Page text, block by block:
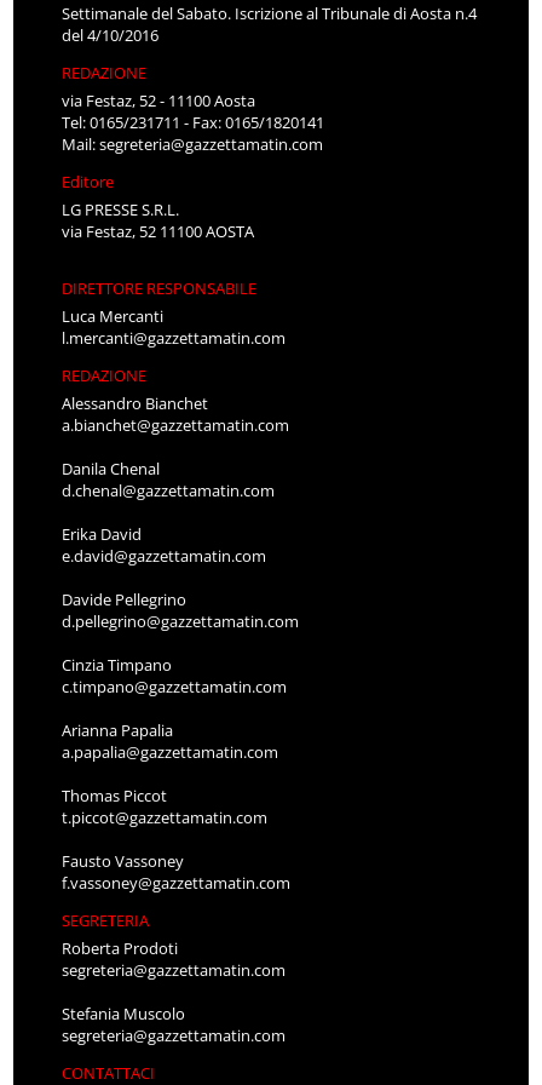
Settimanale del Sabato. Iscrizione al Tribunale di Aosta n.4
del 4/10/2016
REDAZIONE
via Festaz, 52 - 11100 Aosta
Tel: 0165/231711 - Fax: 0165/1820141
Mail:segreteria@gazzettamatin.com
Editore
LG PRESSE S.R.L.
via Festaz, 52 11100 AOSTA
DIRETTORE RESPONSABILE
Luca Mercanti
l.mercanti@gazzettamatin.com
REDAZIONE
Alessandro Bianchet
a.bianchet@gazzettamatin.com
Danila Chenal
d.chenal@gazzettamatin.com
Erika David
e.david@gazzettamatin.com
Davide Pellegrino
d.pellegrino@gazzettamatin.com
Cinzia Timpano
c.timpano@gazzettamatin.com
Arianna Papalia
a.papalia@gazzettamatin.com
Thomas Piccot
t.piccot@gazzettamatin.com
Fausto Vassoney
f.vassoney@gazzettamatin.com
SEGRETERIA
Roberta Prodoti
segreteria@gazzettamatin.com
Stefania Muscolo
segreteria@gazzettamatin.com
CONTATTACI